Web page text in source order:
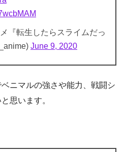
『転生したらスライムだっ
June 9, 2020
ニマルの強さや能力、戦闘シ
思います。